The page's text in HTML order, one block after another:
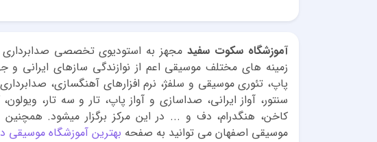
آموزشگاه سکوت سفیدمجهز به استودیوی تخصصی صدابرداری
زمینه های مختلف موسیقی اعم از نوازندگی سازهای ایرانی و
پاپ، تئوری موسیقی و سلفژ، نرم افزارهای آهنگسازی،
سنتور، آواز ایرانی، صداسازی و آواز پاپ، تار و سه تار،
کاخن، هنگدرام، دف و ... در این مرکز برگزار میشود.
موسیقی اصفهان می توانید به صفحه بهترین آموزشگاه موسیقی